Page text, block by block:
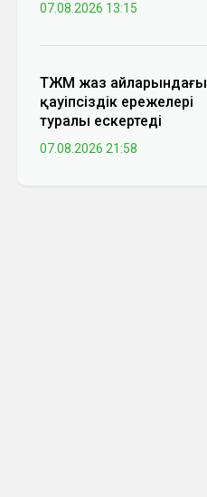
07.08.2026 13:15
ТЖМ жаз айларындағы
қауіпсіздік ережелері
туралы ескертеді
07.08.2026 21:58